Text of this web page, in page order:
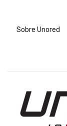
Sobre Unored